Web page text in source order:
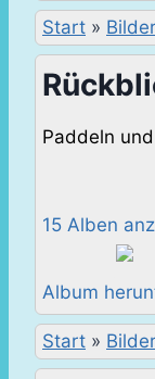
Start »
Paddeln
15 Alben
Album
Start »